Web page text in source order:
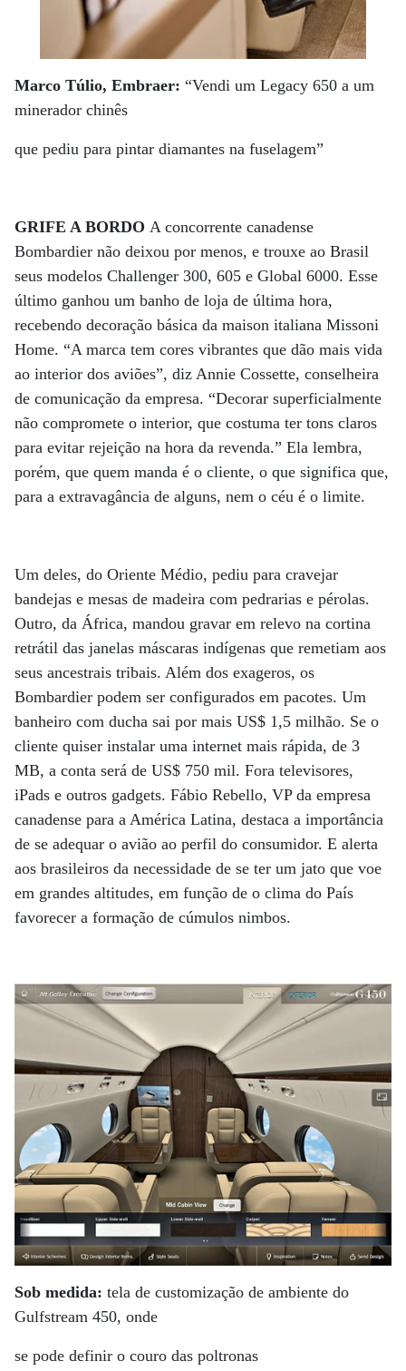
Marco Túlio, Embraer: “Vendi um Legacy 650 a um
minerador chinês
que pediu para pintar diamantes na fuselagem”
GRIFE A BORDO A concorrente canadense
Bombardier não deixou por menos, e trouxe ao Brasil
seus modelos Challenger 300, 605 e Global 6000. Esse
último ganhou um banho de loja de última hora,
recebendo decoração básica da maison italiana Missoni
Home. “A marca tem cores vibrantes que dão mais vida
ao interior dos aviões”, diz Annie Cossette, conselheira
de comunicação da empresa. “Decorar superficialmente
não compromete o interior, que costuma ter tons claros
para evitar rejeição na hora da revenda.” Ela lembra,
porém, que quem manda é o cliente, o que significa que,
para a extravagância de alguns, nem o céu é o limite.
Um deles, do Oriente Médio, pediu para cravejar
bandejas e mesas de madeira com pedrarias e pérolas.
Outro, da África, mandou gravar em relevo na cortina
retrátil das janelas máscaras indígenas que remetiam aos
seus ancestrais tribais. Além dos exageros, os
Bombardier podem ser configurados em pacotes. Um
banheiro com ducha sai por mais US$ 1,5 milhão. Se o
cliente quiser instalar uma internet mais rápida, de 3
MB, a conta será de US$ 750 mil. Fora televisores,
iPads e outros gadgets. Fábio Rebello, VP da empresa
canadense para a América Latina, destaca a importância
de se adequar o avião ao perfil do consumidor. E alerta
aos brasileiros da necessidade de se ter um jato que voe
em grandes altitudes, em função de o clima do País
favorecer a formação de cúmulos nimbos.
Sob medida: tela de customização de ambiente do
Gulfstream 450, onde
se pode definir o couro das poltronas